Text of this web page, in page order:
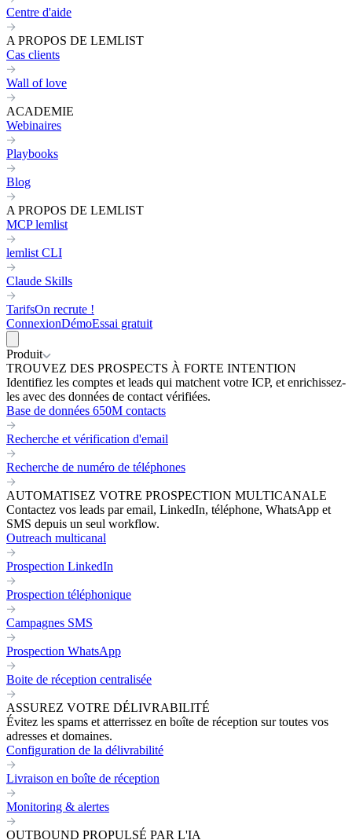
Centre d'aide
A PROPOS DE LEMLIST
Cas clients
Wall of love
ACADEMIE
Webinaires
Playbooks
Blog
A PROPOS DE LEMLIST
MCP lemlist
lemlist CLI
Claude Skills
TarifsOn recrute !
ConnexionDémoEssai gratuit
Produit
TROUVEZ DES PROSPECTS À FORTE INTENTION
Identifiez les comptes et leads qui matchent votre ICP, et enrichissez-
les avec des données de contact vérifiées.
Base de données 650M contacts
Recherche et vérification d'email
Recherche de numéro de téléphones
AUTOMATISEZ VOTRE PROSPECTION MULTICANALE
Contactez vos leads par email, LinkedIn, téléphone, WhatsApp et
SMS depuis un seul workflow.
Outreach multicanal
Prospection LinkedIn
Prospection téléphonique
Campagnes SMS
Prospection WhatsApp
Boite de réception centralisée
ASSUREZ VOTRE DÉLIVRABILITÉ
Évitez les spams et atterrissez en boîte de réception sur toutes vos
adresses et domaines.
Configuration de la délivrabilité
Livraison en boîte de réception
Monitoring & alertes
OUTBOUND PROPULSÉ PAR L'IA